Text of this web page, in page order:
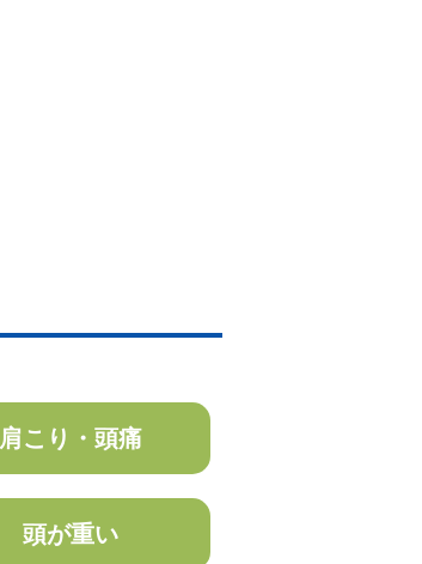
肩こり・頭痛
頭が重い